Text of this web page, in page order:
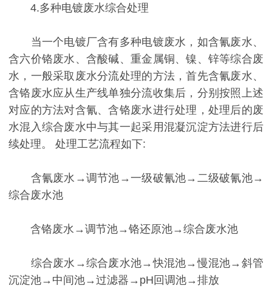
4.多种电镀废水综合处理
当一个电镀厂含有多种电镀废水，如含氰废水、
含六价铬废水、含酸碱、重金属铜、镍、锌等综合废
水，一般采取废水分流处理的方法，首先含氰废水、
含铬废水应从生产线单独分流收集后，分别按照上述
对应的方法对含氰、含铬废水进行处理，处理后的废
水混入综合废水中与其一起采用混凝沉淀方法进行后
续处理。 处理工艺流程如下:
含氰废水→调节池→一级破氰池→二级破氰池→
综合废水池
含铬废水→调节池→铬还原池→综合废水池
综合废水→综合废水池→快混池→慢混池→斜管
沉淀池→中间池→过滤器→pH回调池→排放